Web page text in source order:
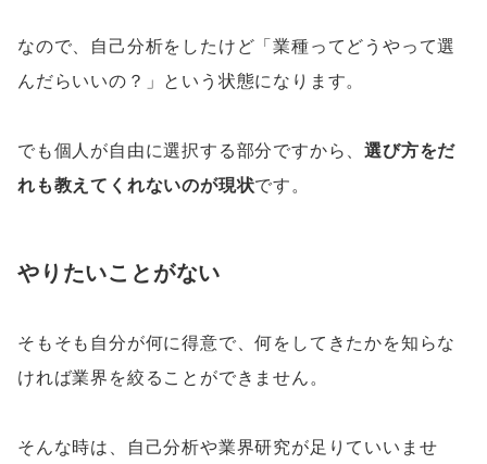
なので、自己分析をしたけど「業種ってどうやって選
んだらいいの？」という状態になります。
でも個人が自由に選択する部分ですから、選び方をだ
れも教えてくれないのが現状です。
やりたいことがない
そもそも自分が何に得意で、何をしてきたかを知らな
ければ業界を絞ることができません。
そんな時は、自己分析や業界研究が足りていいませ